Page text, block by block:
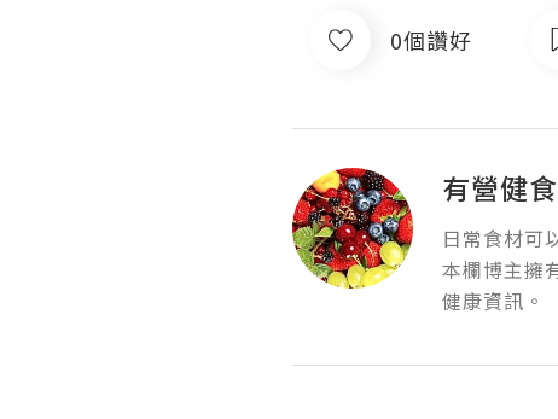
0個讚好
有營健
日常食材可
本欄博主擁
健康資訊。